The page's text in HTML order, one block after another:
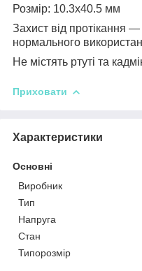
Розмір: 10.3х40.5 мм
Захист від протікання
нормального
Не містять ртуті та
Приховати
Характеристики
Основні
Виробник
Тип
Напруга
Стан
Типорозмір